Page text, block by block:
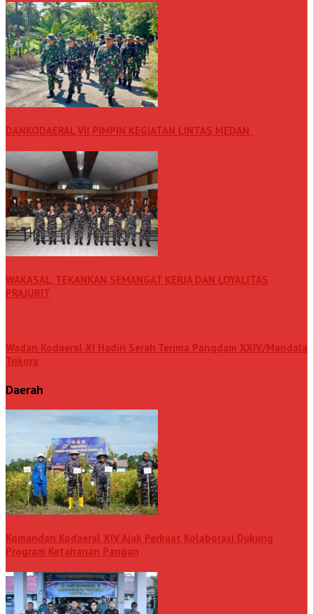
DANKODAERAL VII PIMPIN KEGIATAN LINTAS MEDAN
WAKASAL, TEKANKAN SEMANGAT KERJA DAN LOYALITAS
PRAJURIT
Wadan Kodaeral XI Hadiri Serah Terima Pangdam XXIV/Mandala
Trikora
Daerah
Komandan Kodaeral XIV Ajak Perkuat Kolaborasi Dukung
Program Ketahanan Pangan